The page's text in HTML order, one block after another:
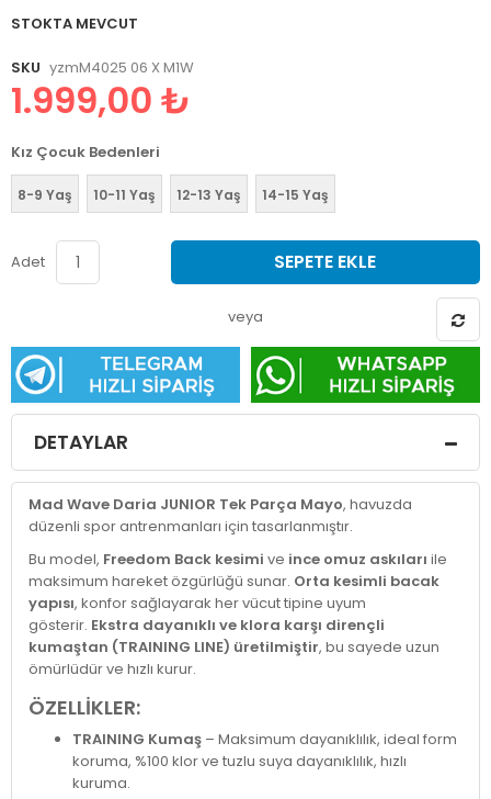
STOKTA MEVCUT
SKU yzmM4025 06 X M1W
1.999,00 ₺
Kız Çocuk Bedenleri
8-9 Yaş 10-11 Yaş 12-13 Yaş 14-15 Yaş
Adet SEPETE EKLE
veya
DETAYLAR
Mad Wave Daria JUNIOR Tek Parça Mayo, havuzda
düzenli spor antrenmanları için tasarlanmıştır.
Bu model, Freedom Back kesimi ve ince omuz askıları ile
maksimum hareket özgürlüğü sunar. Orta kesimli bacak
yapısı, konfor sağlayarak her vücut tipine uyum
gösterir. Ekstra dayanıklı ve klora karşı dirençli
kumaştan (TRAINING LINE) üretilmiştir, bu sayede uzun
ömürlüdür ve hızlı kurur.
ÖZELLİKLER:
TRAINING Kumaş – Maksimum dayanıklılık, ideal form
koruma, %100 klor ve tuzlu suya dayanıklılık, hızlı
kuruma.